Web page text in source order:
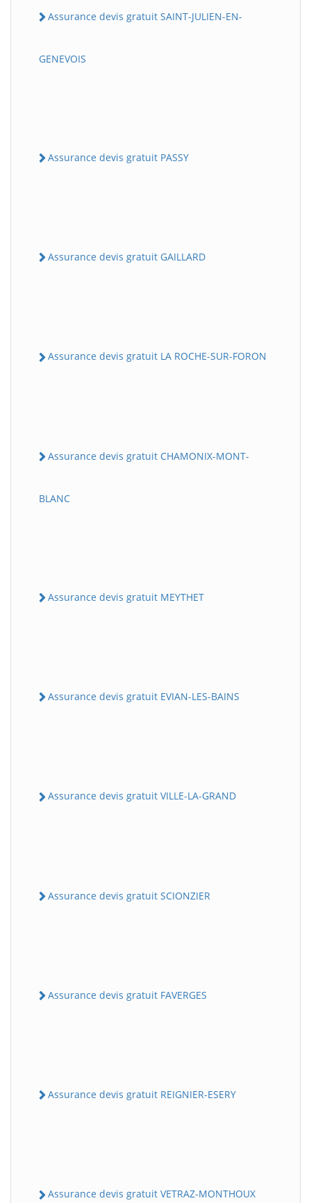
Assurance devis gratuit SAINT-JULIEN-EN-
GENEVOIS
Assurance devis gratuit PASSY
Assurance devis gratuit GAILLARD
Assurance devis gratuit LA ROCHE-SUR-FORON
Assurance devis gratuit CHAMONIX-MONT-
BLANC
Assurance devis gratuit MEYTHET
Assurance devis gratuit EVIAN-LES-BAINS
Assurance devis gratuit VILLE-LA-GRAND
Assurance devis gratuit SCIONZIER
Assurance devis gratuit FAVERGES
Assurance devis gratuit REIGNIER-ESERY
Assurance devis gratuit VETRAZ-MONTHOUX